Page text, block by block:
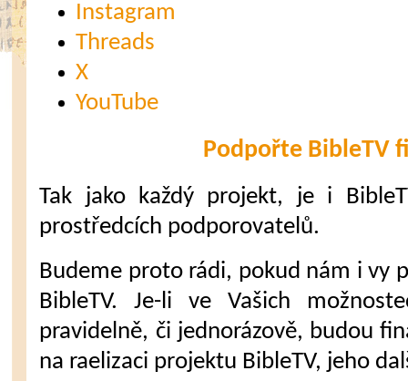
Instagram
Threads
X
YouTube
Podpořte BibleTV
Tak jako každý projekt, je i
prostředcích podporovatelů.
Budeme proto rádi, pokud nám i vy
BibleTV. Je-li ve Vašich
pravidelně, či jednorázově, budou
na raelizaci projektu BibleTV, jeho